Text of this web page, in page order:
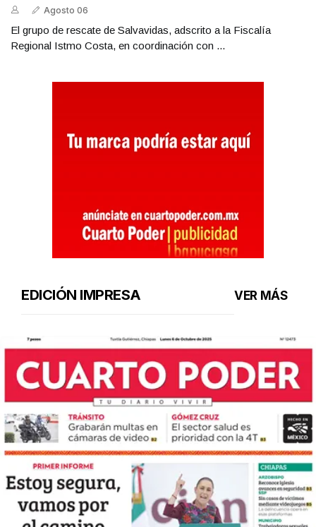
Agosto 06
El grupo de rescate de Salvavidas, adscrito a la Fiscalía
Regional Istmo Costa, en coordinación con ...
EDICIÓN IMPRESA VER MÁS